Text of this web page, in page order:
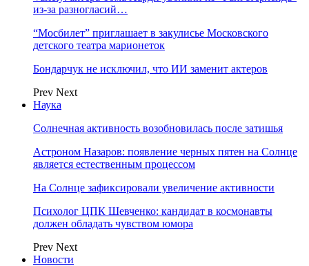
из-за разногласий…
“Мосбилет” приглашает в закулисье Московского
детского театра марионеток
Бондарчук не исключил, что ИИ заменит актеров
Prev Next
Наука
Солнечная активность возобновилась после затишья
Астроном Назаров: появление черных пятен на Солнце
является естественным процессом
На Солнце зафиксировали увеличение активности
Психолог ЦПК Шевченко: кандидат в космонавты
должен обладать чувством юмора
Prev Next
Новости